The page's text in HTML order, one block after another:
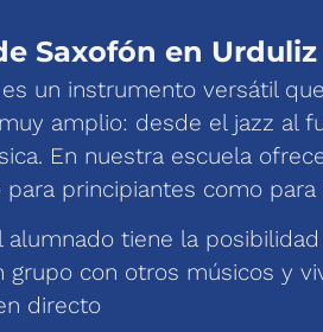
Saxofón en Urduliz
es un instrumento versátil
amplio: desde el jazz al
En nuestra escuela
para principiantes como para
alumnado tiene la
grupo con otros músicos y
directo